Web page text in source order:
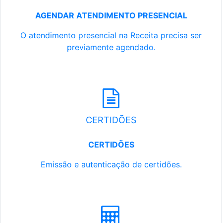
AGENDAR ATENDIMENTO PRESENCIAL
O atendimento presencial na Receita precisa ser
previamente agendado.
CERTIDÕES
CERTIDÕES
Emissão e autenticação de certidões.